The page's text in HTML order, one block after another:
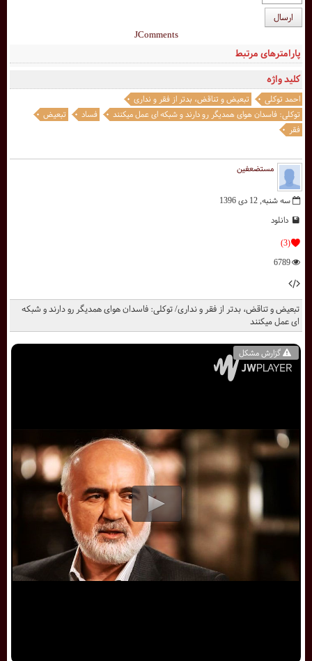
گزارش مشکل
تبعیض و تناقض، بدتر از فقر و نداری/ توکلی: فاسدان هوای همدیگر رو دارند و شبکه
ای عمل میکنند
مستضعفین
سه شنبه, 12 دی 1396
دانلود
(3)
6789
کلید واژه
احمد توکلی
تبعیض و تناقض، بدتر از فقر و نداری
توکلی: فاسدان هوای همدیگر رو دارند و شبکه ای عمل میکنند
فساد
تبعیض
فقر
پارامترهای مرتبط
ارسال
JComments